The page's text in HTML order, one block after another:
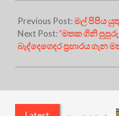
Previous Post:මල් පිපිය
Next Post: ‘මතක ගිනි
බැද්දෙගෙදර ප්‍රහාරය ගැන